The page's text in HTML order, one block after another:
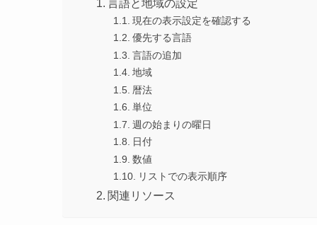
言語と地域の設定
現在の表示設定を確認する
優先する言語
言語の追加
地域
暦法
単位
週の始まりの曜日
日付
数値
リストでの表示順序
関連リソース